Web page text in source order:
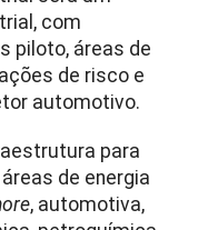
com
piloto, áreas de
de risco e
automotivo.
para
de energia
, automotiva,